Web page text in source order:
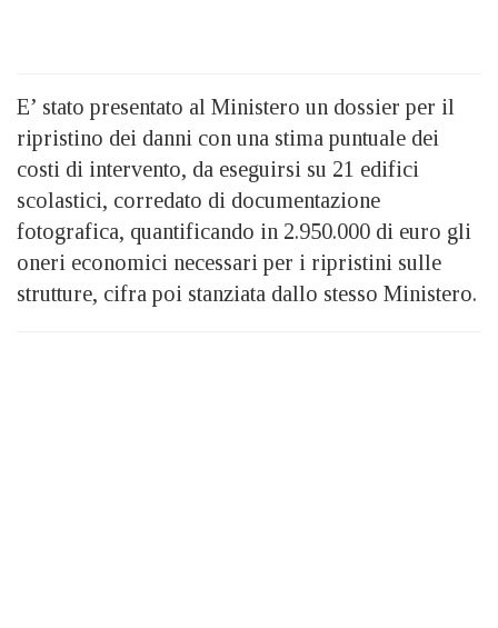
E’ stato presentato al Ministero un dossier per il
ripristino dei danni con una stima puntuale dei
costi di intervento, da eseguirsi su 21 edifici
scolastici, corredato di documentazione
fotografica, quantificando in 2.950.000 di euro gli
oneri economici necessari per i ripristini sulle
strutture, cifra poi stanziata dallo stesso Ministero.